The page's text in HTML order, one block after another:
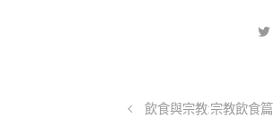
飲食與宗教:宗教飲食篇